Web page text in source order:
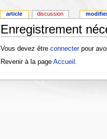
Enregistrement
Vous devez être connecterpour
Revenir à la page Accueil
article discussion